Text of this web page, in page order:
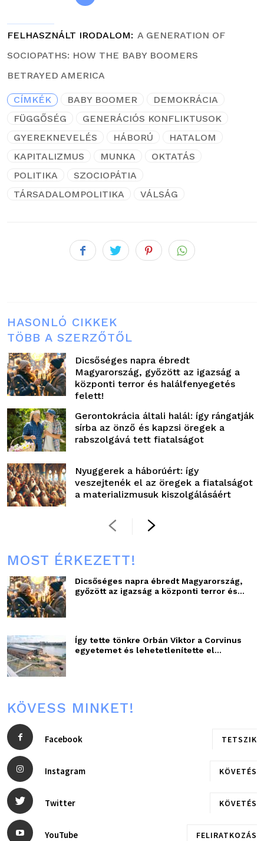
FELHASZNÁLT IRODALOM
A GENERATION OF
SOCIOPATHS: HOW THE BABY BOOMERS
BETRAYED AMERICA
CÍMKÉK BABY BOOMER
DEMOKRÁCIA
FÜGGŐSÉG
GENERÁCIÓS KONFLIKTUSOK
GYEREKNEVELÉS
HÁBORÚ
HATALOM
KAPITALIZMUS
MUNKA
OKTATÁS
POLITIKA
SZOCIOPÁTIA
TÁRSADALOMPOLITIKA
VÁLSÁG
HASONLÓ CIKKEK
TÖBB A SZERZŐTŐL
Dicsőséges napra ébredt
Magyarország, győzött az igazság a
központi terror és halálfenyegetés
felett!
Gerontokrácia általi halál: így rángatják
sírba az önző és kapzsi öregek a
rabszolgává tett fiatalságot
Nyuggerek a háborúért: így
veszejtenék el az öregek a fiatalságot
a materializmusuk kiszolgálásáért
MOST ÉRKEZETT!
Dicsőséges napra ébredt Magyarország,
győzött az igazság a központi terror és...
Így tette tönkre Orbán Viktor a Corvinus
egyetemet és lehetetlenítette el...
KÖVESS MINKET!
Facebook TETSZIK
Instagram KÖVETÉS
Twitter KÖVETÉS
YouTube FELIRATKOZÁS